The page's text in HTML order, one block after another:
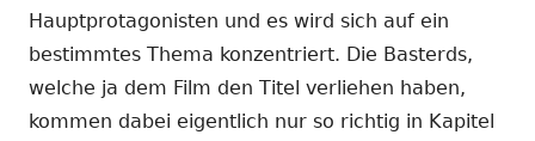
Hauptprotagonisten und es wird sich auf ein
bestimmtes Thema konzentriert. Die Basterds,
welche ja dem Film den Titel verliehen haben,
kommen dabei eigentlich nur so richtig in Kapitel